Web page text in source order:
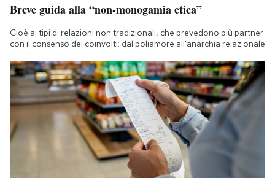
Breve guida alla “non-monogamia etica”
Cioè ai tipi di relazioni non tradizionali, che prevedono più partner
con il consenso dei coinvolti: dal poliamore all'anarchia relazionale